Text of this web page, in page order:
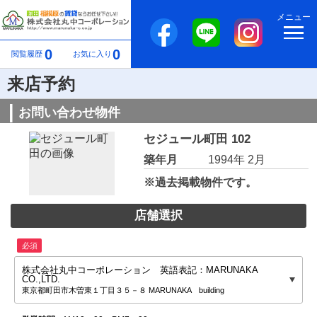
閲覧履歴 0 お気に入り 0
メニュー
来店予約
お問い合わせ物件
セジュール町田 102
築年月
1994年 2月
※過去掲載物件です。
店舗選択
必須
株式会社丸中コーポレーション 英語表記：MARUNAKA
CO.,LTD.
東京都町田市木曽東１丁目３５－８ MARUNAKA building